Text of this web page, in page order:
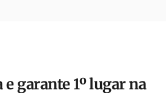
garante 1º lugar na